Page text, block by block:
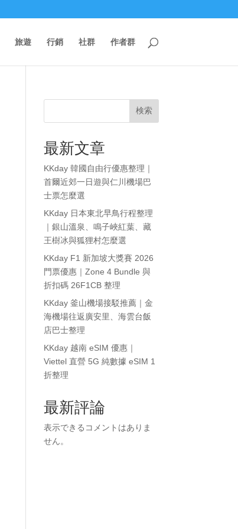
旅遊 行銷 社群 作者群
検索
最新文章
KKday 韓國自由行優惠整理｜
首爾近郊一日遊與仁川機場巴
士票怎麼選
KKday 日本東北早鳥行程整理
｜銀山溫泉、鳴子峽紅葉、藏
王樹冰與狐狸村怎麼選
KKday F1 新加坡大獎賽 2026
門票優惠｜Zone 4 Bundle 與
折扣碼 26F1CB 整理
KKday 釜山機場接駁推薦｜金
海機場往返廣安里、海雲台飯
店巴士整理
KKday 越南 eSIM 優惠｜
Viettel 直營 5G 純數據 eSIM 1
折整理
最新評論
表示できるコメントはありま
せん。